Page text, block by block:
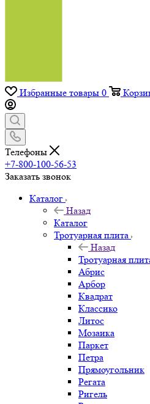
Избранные товары 0
Телефоны
+7-800-100-56-53
Заказать звонок
Каталог
Назад
Каталог
Тротуарная плита
Назад
Тротуарная
Абрис
Арбор
Квадрат
Классико
Литос
Мозаика
Паркет
Петра
Прямоугольник
Регата
Ригель